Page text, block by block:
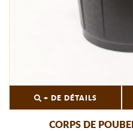
+ DE DÉTAILS
CORPS DE